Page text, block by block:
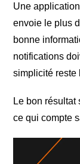
Une
envoie le plus
bonne
notifications
simplicité reste
Le bon
ce qui compte